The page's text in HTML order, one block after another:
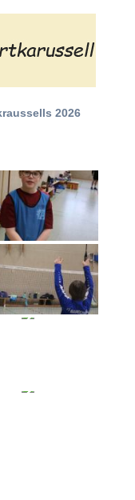
2026